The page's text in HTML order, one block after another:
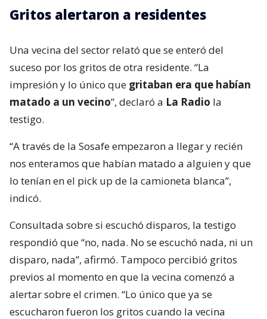
Gritos alertaron a residentes
Una vecina del sector relató que se enteró del
suceso por los gritos de otra residente. “La
impresión y lo único que gritaban era que habían
matado a un vecino”, declaró a La Radio la
testigo.
“A través de la Sosafe empezaron a llegar y recién
nos enteramos que habían matado a alguien y que
lo tenían en el pick up de la camioneta blanca”,
indicó.
Consultada sobre si escuchó disparos, la testigo
respondió que “no, nada. No se escuchó nada, ni un
disparo, nada”, afirmó. Tampoco percibió gritos
previos al momento en que la vecina comenzó a
alertar sobre el crimen. “Lo único que ya se
escucharon fueron los gritos cuando la vecina